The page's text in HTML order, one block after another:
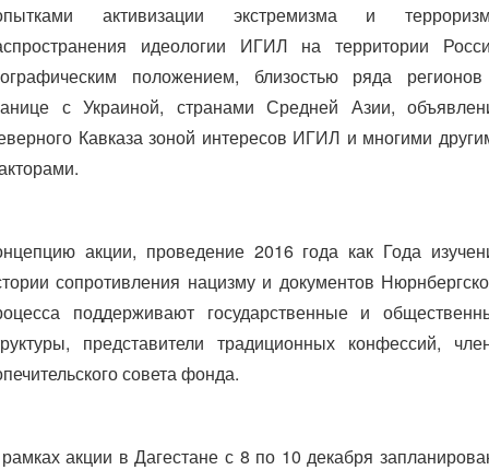
активизации экстремизма и
идеологии ИГИЛ на территории
положением, близостью ряда
с Украиной, странами Средней Азии,
Кавказа зоной интересов ИГИЛ и многими
акции, проведение 2016 года как Года
сопротивления нацизму и документов
поддерживают государственные и
представители традиционных конфессий,
совета фонда.
акции в Дагестане с 8 по 10 декабря